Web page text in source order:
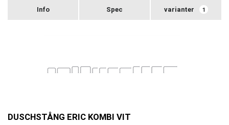
varianter 1
DUSCHSTÅNG ERIC KOMBI VIT